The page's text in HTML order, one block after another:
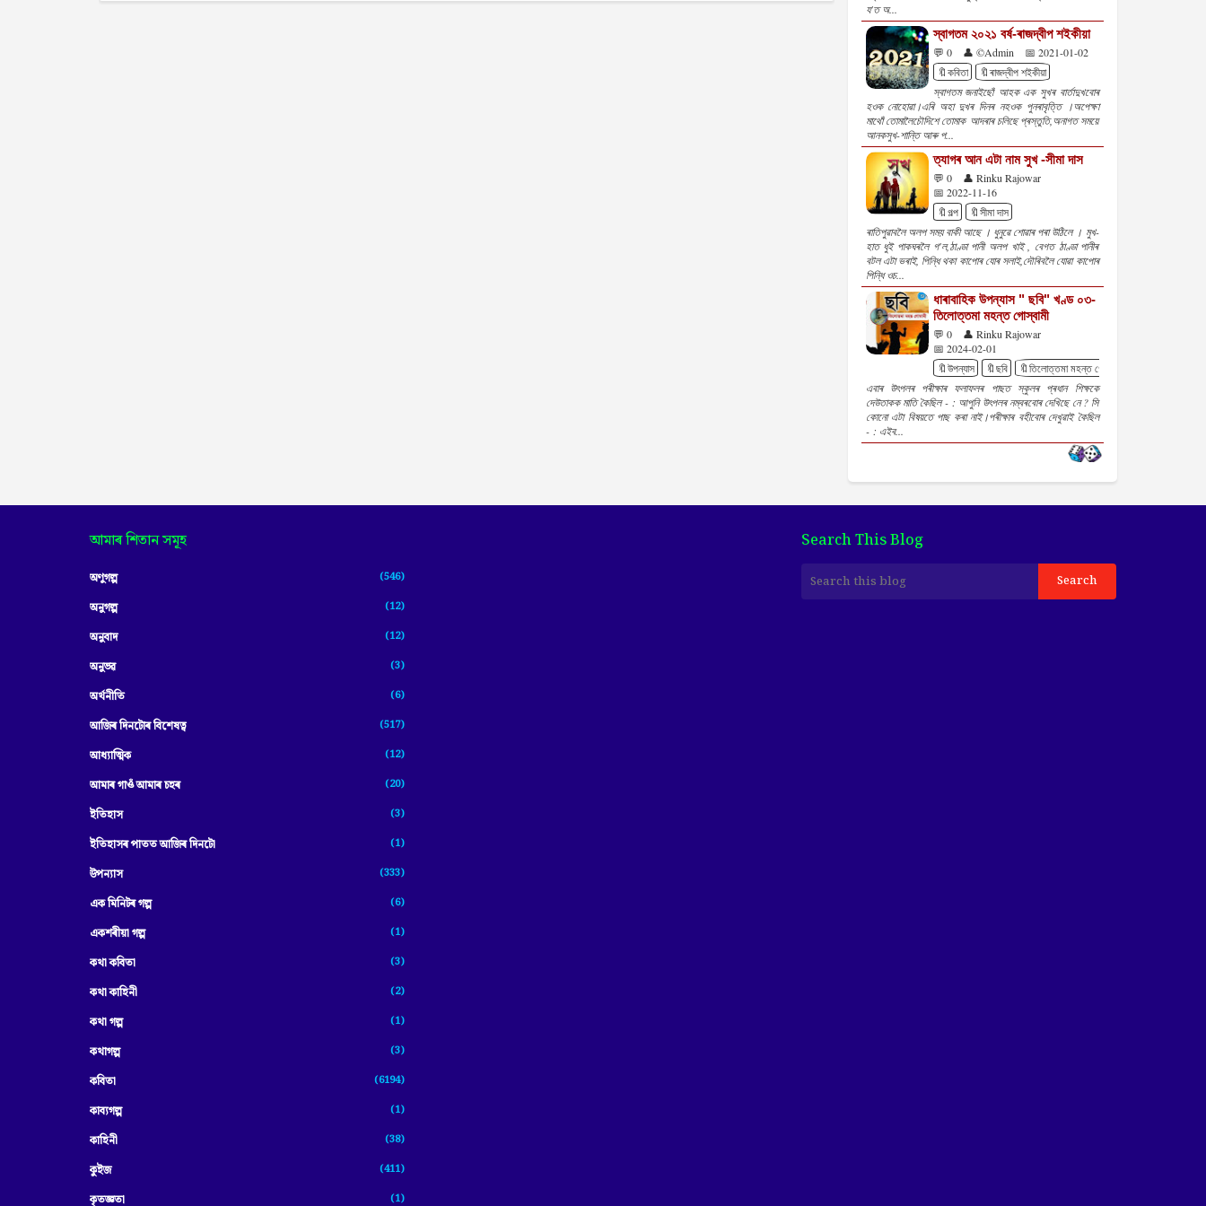
য'ত অ...
স্বাগতম ২০২১ বৰ্ষ-ৰাজদ্বীপ শইকীয়া
💬 0 👤 ©Admin
📅 2021-01-02
🔖কবিতা
🔖ৰাজদ্বীপ শইকীয়া
স্বাগতম জনাইছোঁ আহক এক সুখৰ বাৰ্তাদুখবোৰ
হওক নোহোৱা।এৰি অহা দুখৰ দিনৰ নহওক পুনৰাবৃত্তি ।অপেক্ষা
মাথোঁ তোমালৈচৌদিশে তোমাক আদৰাৰ চলিছে প্ৰস্তুতি,অনাগত সময়ে
আনকসুখ-শান্তি আৰু প...
ত্যাগৰ আন এটা নাম সুখ -সীমা দাস
💬 0
👤 Rinku Rajowar
📅 2022-11-16
🔖গল্প
🔖সীমা দাস
ৰাতিপুৱাবলৈ অলপ সময় বাকী আছে । ধুনুৱে শোৱাৰ পৰা উঠিলে । মুখ-
হাত ধুই পাকঘৰলৈ গ'ল,ঠাণ্ডা পানী অলপ খাই , বেগত ঠাণ্ডা পানীৰ
বটল এটা ভৰাই, পিন্ধি থকা কাপোৰ যোৰ সলাই,দৌৰিবলৈ যোৱা কাপোৰ
পিন্ধি ওচ...
ধাৰাবাহিক উপন্যাস " ছবি" খণ্ড ০৩-
তিলোত্তমা মহন্ত গোস্বামী
💬 0
👤 Rinku Rajowar
📅 2024-02-01
🔖উপন্যাস
🔖ছবি 🔖তিলোত্তমা মহন্ত গোস্বামী
এবাৰ উৎপলৰ পৰীক্ষাৰ ফলাফলৰ পাছত স্কুলৰ প্ৰধান শিক্ষকে
দেউতাকক মাতি কৈছিল - : আপুনি উৎপলৰ নম্বৰবোৰ দেখিছে নে ? সি
কোনো এটা বিষয়তে পাছ কৰা নাই।পৰীক্ষাৰ বহীবোৰ দেখুৱাই কৈছিল
- : এইব...
আমাৰ শিতান সমূহ
অণুগল্প (546)
অনুগল্প (12)
অনুবাদ (12)
অনুভৱ (3)
অৰ্থনীতি (6)
আজিৰ দিনটোৰ বিশেষত্ব (517)
আধ্যাত্মিক (12)
আমাৰ গাওঁ আমাৰ চহৰ (20)
ইতিহাস (3)
ইতিহাসৰ পাতত আজিৰ দিনটো (1)
উপন্যাস (333)
এক মিনিটৰ গল্প (6)
একশৰীয়া গল্প (1)
কথা কবিতা (3)
কথা কাহিনী (2)
কথা গল্প (1)
কথাগল্প (3)
কবিতা (6194)
কাব্যগল্প (1)
কাহিনী (38)
কুইজ (411)
কৃতজ্ঞতা (1)
Search This Blog